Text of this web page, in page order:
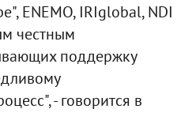
ENEMO, IRIglobal, NDI
честным
поддержку
- говорится в